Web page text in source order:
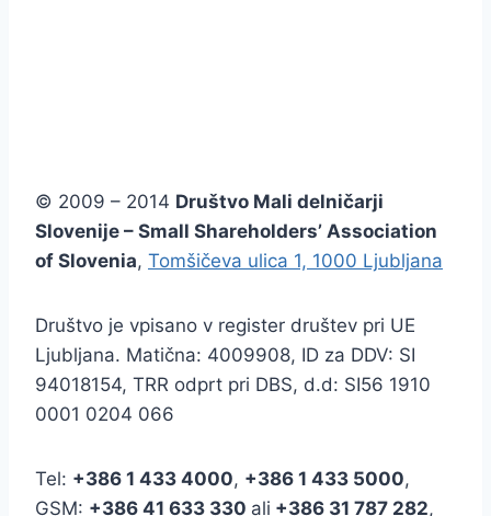
© 2009 – 2014 Društvo Mali delničarji
Slovenije – Small Shareholders’ Association
of Slovenia, Tomšičeva ulica 1, 1000 Ljubljana
Društvo je vpisano v register društev pri UE
Ljubljana. Matična: 4009908, ID za DDV: SI
94018154, TRR odprt pri DBS, d.d: SI56 1910
0001 0204 066
Tel: +386 1 433 4000, +386 1 433 5000,
GSM: +386 41 633 330 ali +386 31 787 282,